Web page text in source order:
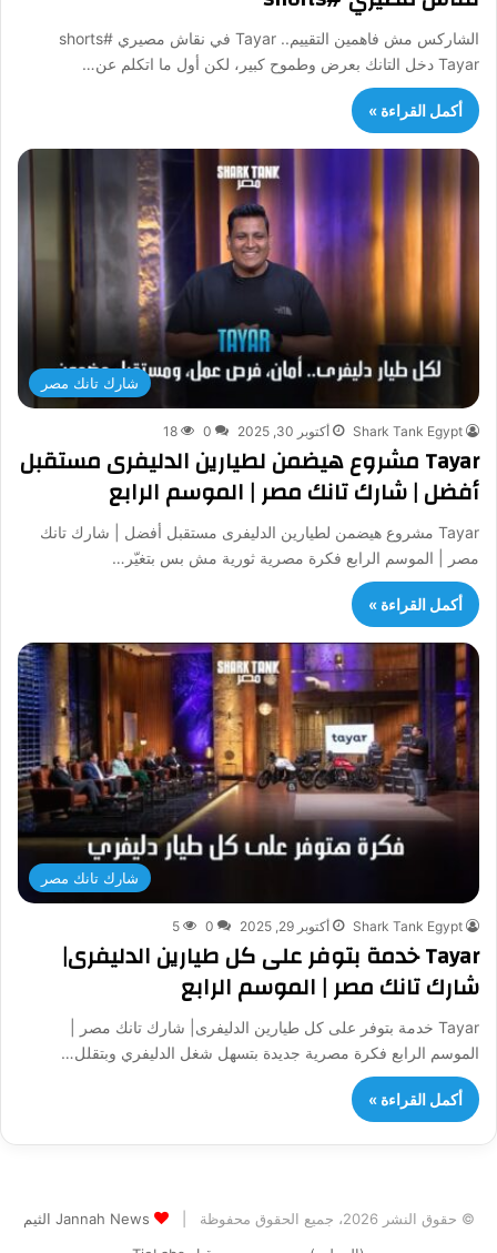
الشاركس مش فاهمين التقييم.. Tayar في نقاش مصيري #shorts
Tayar دخل التانك بعرض وطموح كبير، لكن أول ما اتكلم عن…
أكمل القراءة »
شارك تانك مصر
Shark Tank Egypt أكتوبر 30, 2025 0
18
Tayar مشروع هيضمن لطيارين الدليفرى مستقبل
أفضل | شارك تانك مصر | الموسم الرابع
Tayar مشروع هيضمن لطيارين الدليفرى مستقبل أفضل | شارك تانك
مصر | الموسم الرابع فكرة مصرية ثورية مش بس بتغيّر…
أكمل القراءة »
شارك تانك مصر
Shark Tank Egypt أكتوبر 29, 2025 0
5
Tayar خدمة بتوفر على كل طيارين الدليفرى|
شارك تانك مصر | الموسم الرابع
Tayar خدمة بتوفر على كل طيارين الدليفرى| شارك تانك مصر |
الموسم الرابع فكرة مصرية جديدة بتسهل شغل الدليفري وبتقلل…
أكمل القراءة »
© حقوق النشر 2026، جميع الحقوق محفوظة |
Jannah News الثيم